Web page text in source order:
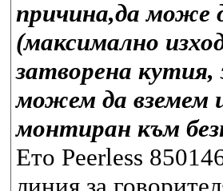
причина,да може
(максимално
затворена
можем да вземем
монтиран към
Ето Peerless